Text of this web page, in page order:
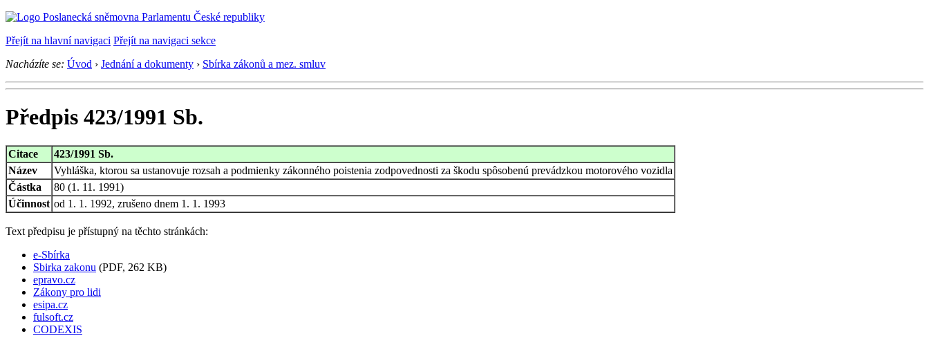
Přejít na hlavní navigaci Přejít na navigaci sekce
Nacházíte se: Úvod › Jednání a dokumenty › Sbírka zákonů a mez. smluv
Předpis 423/1991 Sb.
Citace
423/1991 Sb.
Název
Vyhláška, ktorou sa ustanovuje rozsah a podmienky zákonného poistenia zodpovednosti za škodu spôsobenú prevádzkou motorového vozidla
Částka
80 (1. 11. 1991)
Účinnost od 1. 1. 1992, zrušeno dnem 1. 1. 1993
Text předpisu je přístupný na těchto stránkách:
e-Sbírka
Sbirka zakonu (PDF, 262 KB)
epravo.cz
Zákony pro lidi
esipa.cz
fulsoft.cz
CODEXIS